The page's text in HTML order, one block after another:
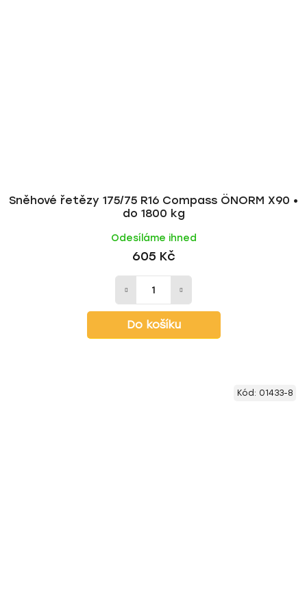
Sněhové řetězy 175/75 R16 Compass ÖNORM X90 •
do 1800 kg
Odesíláme ihned
605 Kč
Do košíku
Kód: 01433-8